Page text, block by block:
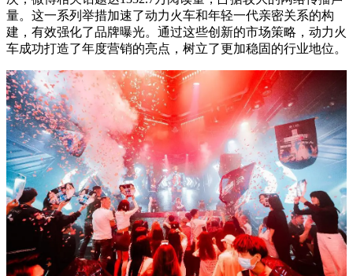
量。这一系列举措加速了动力火车和年轻一代亲密关系的构
建，有效强化了品牌曝光。通过这些创新的市场策略，动力火
车成功打造了年度营销的亮点，树立了更加稳固的行业地位。